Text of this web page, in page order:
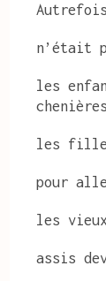
n’était
les
les
pour
les
assis